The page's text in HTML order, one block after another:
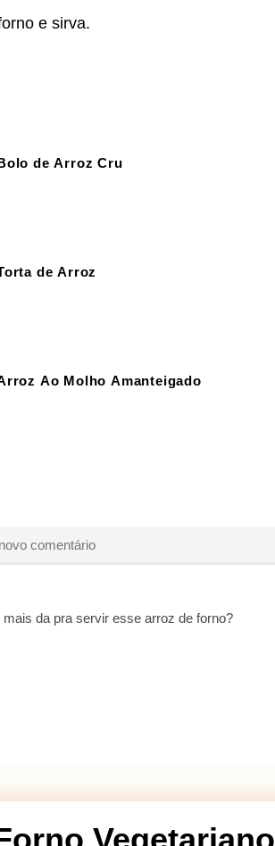
e sirva.
de Arroz Cru
de Arroz
Ao Molho Amanteigado
da pra servir esse arroz de forno?